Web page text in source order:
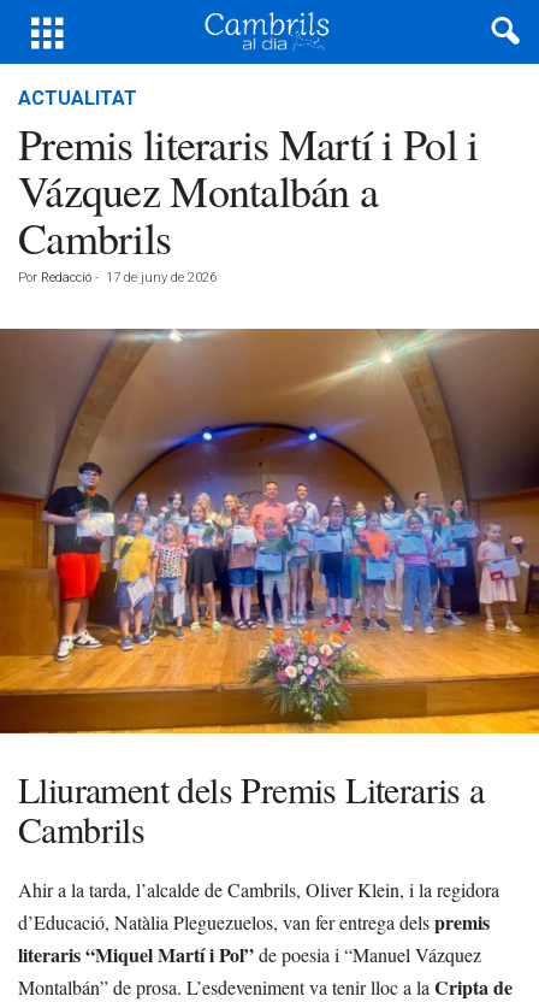
ACTUALITAT
Premis literaris Martí i Pol i
Vázquez Montalbán a
Cambrils
Por Redacció - 17 de juny de 2026
Lliurament dels Premis Literaris a
Cambrils
Ahir a la tarda, l’alcalde de Cambrils, Oliver Klein, i la regidora
d’Educació, Natàlia Pleguezuelos, van fer entrega delspremis
literaris “Miquel Martí i Pol”de poesia i “Manuel Vázquez
Montalbán” de prosa. L’esdeveniment va tenir lloc a la Cripta de